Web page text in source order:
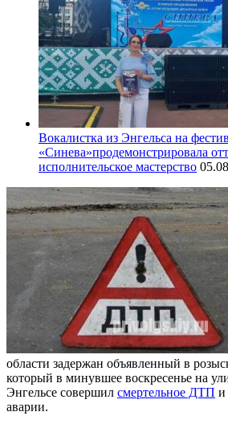
Вокалистка из Энгельса на
«Синева»продемонстрировала
исполнительское мастерство
области задержан объявленный в
который в минувшее воскресенье на
Энгельсе совершил смертельное ДТП и
аварии.